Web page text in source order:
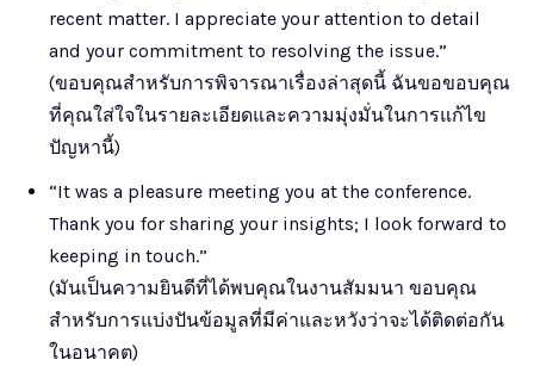
recent matter. I appreciate your attention to detail
and your commitment to resolving the issue.”
(ขอบคุณสำหรับการพิจารณาเรื่องล่าสุดนี้ ฉันขอขอบคุณ
ที่คุณใส่ใจในรายละเอียดและความมุ่งมั่นในการแก้ไข
ปัญหานี้)
“It was a pleasure meeting you at the conference.
Thank you for sharing your insights; I look forward to
keeping in touch.”
(มันเป็นความยินดีที่ได้พบคุณในงานสัมมนา ขอบคุณ
สำหรับการแบ่งปันข้อมูลที่มีค่าและหวังว่าจะได้ติดต่อกัน
ในอนาคต)